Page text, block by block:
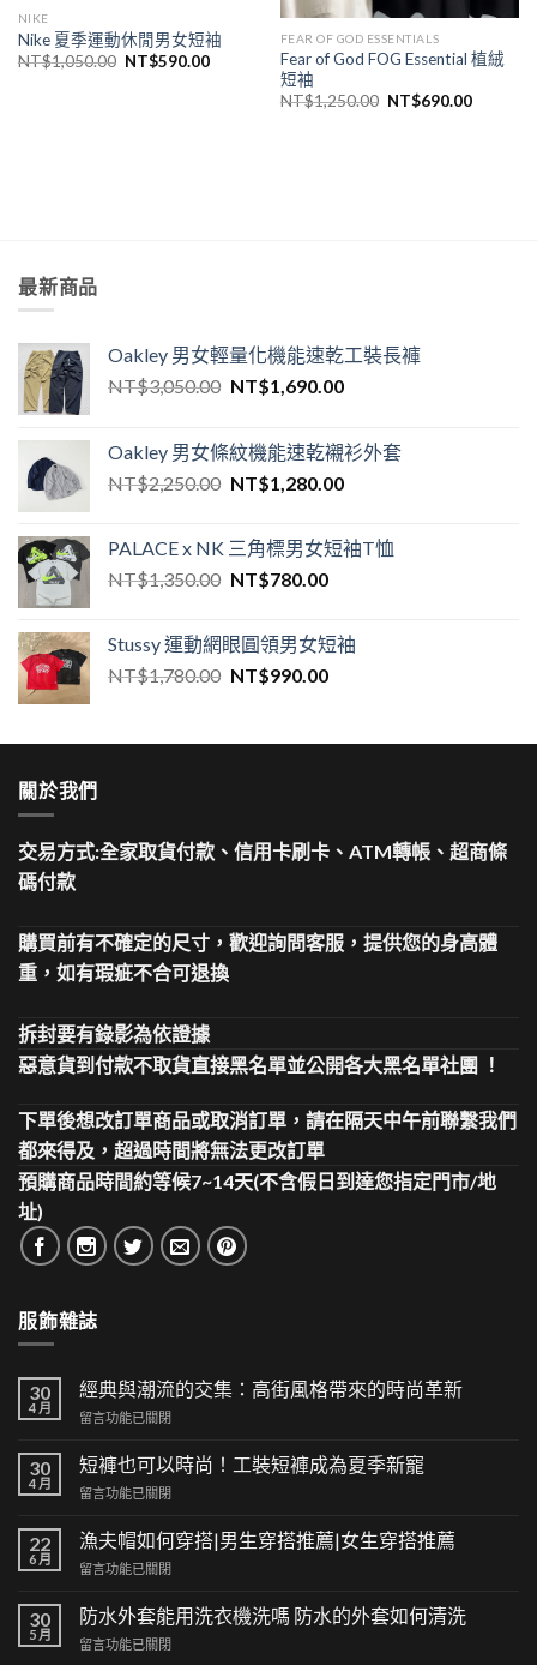
NIKE
Nike 夏季運動休閒男女短袖
NT$1,050.00 NT$590.00
FEAR OF GOD ESSENTIALS
Fear of God FOG Essential 植絨
短袖
NT$1,250.00 NT$690.00
最新商品
Oakley 男女輕量化機能速乾工裝長褲
NT$3,050.00 NT$1,690.00
Oakley 男女條紋機能速乾襯衫外套
NT$2,250.00 NT$1,280.00
PALACE x NK 三角標男女短袖T恤
NT$1,350.00 NT$780.00
Stussy 運動網眼圓領男女短袖
NT$1,780.00 NT$990.00
關於我們
交易方式:全家取貨付款、信用卡刷卡、ATM轉帳、超商條
碼付款
購買前有不確定的尺寸，歡迎詢問客服，提供您的身高體
重，如有瑕疵不合可退換
拆封要有錄影為依證據
惡意貨到付款不取貨直接黑名單並公開各大黑名單社團 ！
下單後想改訂單商品或取消訂單，請在隔天中午前聯繫我們
都來得及，超過時間將無法更改訂單
預購商品時間約等候7~14天(不含假日到達您指定門市/地
址)
服飾雜誌
30
4 月
經典與潮流的交集：高街風格帶來的時尚革新
在
典
與
潮
的
交
集：
街
風
留言功能已關閉
30
4 月
短褲也可以時尚！工裝短褲成為夏季新寵
在
褲
也
可
時
尚！
工
留言功能已關閉
22
6 月
漁夫帽如何穿搭|男生穿搭推薦|女生穿搭推薦
在
夫
帽
如
留言功能已關閉
30
5 月
防水外套能用洗衣機洗嗎 防水的外套如何清洗
在
留言功能已關閉